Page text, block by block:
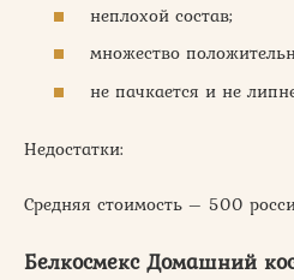
неплохой состав;
множество
не пачкается и не
Недостатки:
Средняя стоимость – 500
Белкосмекс Домашний